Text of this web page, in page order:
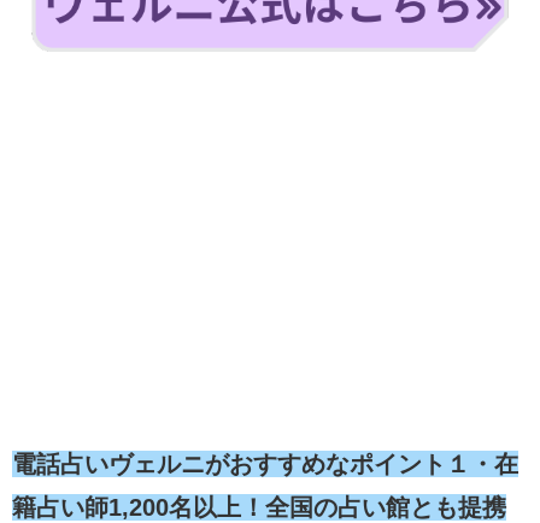
電話占いヴェルニがおすすめなポイント１・在
籍占い師1,200名以上！全国の占い館とも提携